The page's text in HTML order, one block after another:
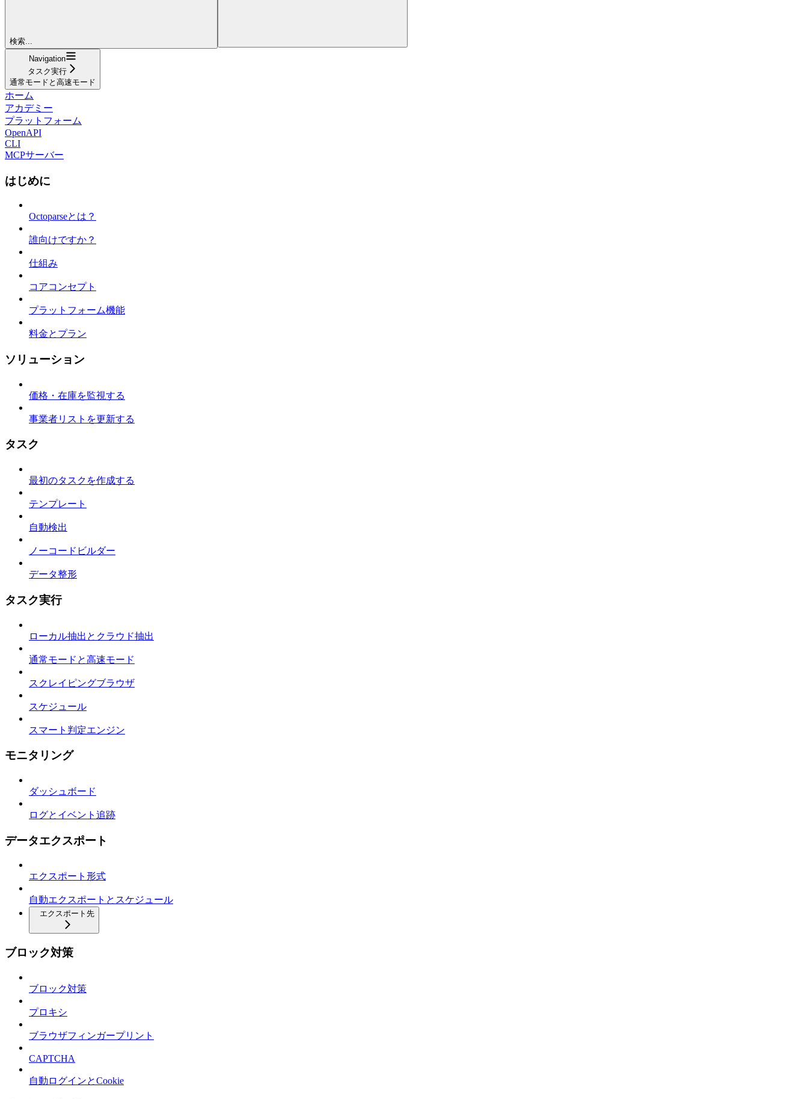
検索...
Navigation
タスク実行
通常モードと高速モード
ホーム
アカデミー
プラットフォーム
OpenAPI
CLI
MCPサーバー
はじめに
Octoparseとは？
誰向けですか？
仕組み
コアコンセプト
プラットフォーム機能
料金とプラン
ソリューション
価格・在庫を監視する
事業者リストを更新する
タスク
最初のタスクを作成する
テンプレート
自動検出
ノーコードビルダー
データ整形
タスク実行
ローカル抽出とクラウド抽出
通常モードと高速モード
スクレイピングブラウザ
スケジュール
スマート判定エンジン
モニタリング
ダッシュボード
ログとイベント追跡
データエクスポート
エクスポート形式
自動エクスポートとスケジュール
エクスポート先
ブロック対策
ブロック対策
プロキシ
ブラウザフィンガープリント
CAPTCHA
自動ログインとCookie